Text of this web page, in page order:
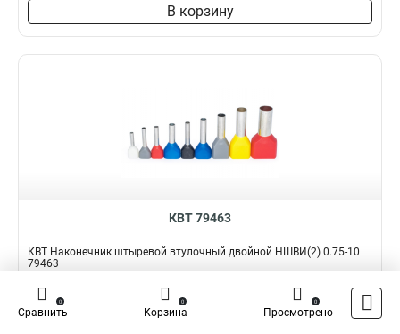
В корзину
КВТ 79463
КВТ Наконечник штыревой втулочный двойной НШВИ(2) 0.75-10
79463
Подробнее Сравнить
Наличие:
Сравнить
0
Корзина
0
Просмотрено
0